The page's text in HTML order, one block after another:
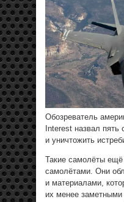
Обозреватель
Interest назвал пять
и уничтожить
Такие самолёты
самолётами. Они
и материалами,
их менее заметными